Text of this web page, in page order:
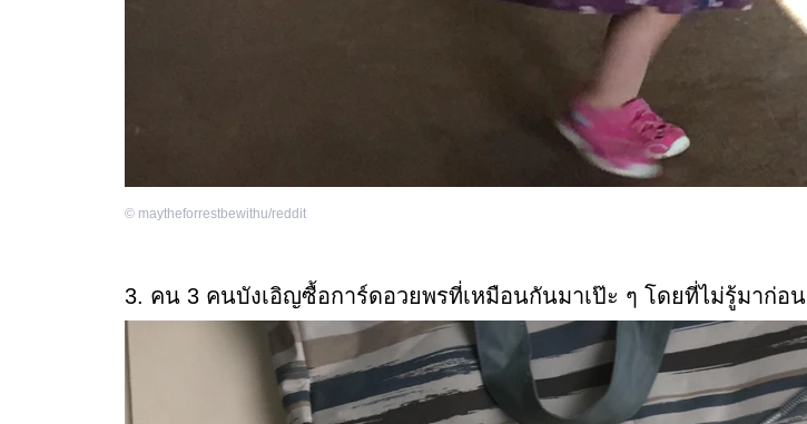
© maytheforrestbewithu/reddit
3. คน 3 คนบังเอิญซื้อการ์ดอวยพรที่เหมือนกันมาเป๊ะ ๆ โดยที่ไม่รู้มาก่อน